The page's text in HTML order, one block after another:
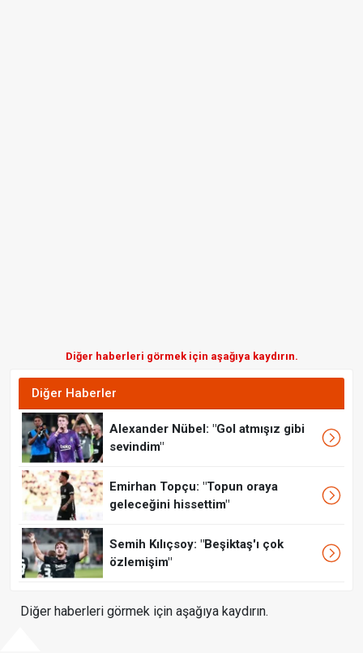
Diğer haberleri görmek için aşağıya kaydırın.
Diğer Haberler
Alexander Nübel: "Gol atmışız gibi
sevindim"
Emirhan Topçu: "Topun oraya
geleceğini hissettim"
Semih Kılıçsoy: "Beşiktaş'ı çok
özlemişim"
Diğer haberleri görmek için aşağıya kaydırın.